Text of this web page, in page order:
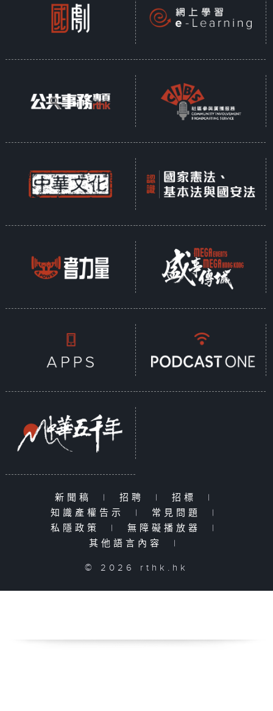
新聞稿 | 招聘 | 招標
|
知識產權告示
| 常見問題
|
私隱政策
| 無障礙播放器
|
其他語言內容
|
© 2026 rthk.hk